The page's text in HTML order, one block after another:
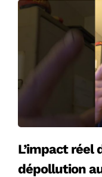
L’impact réel
dépollution